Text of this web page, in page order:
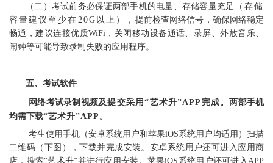
（二 ） 考试前务必保证两部手机的电量、存储容量充足
（存储
容量建议至少在 20G以上）， 提前检查网络信号，确保网络稳定
畅通，建议连接优质WiFi，关闭移动设备通话、录屏、外放音乐、
闹钟等可能导致录制失败的应用程序。
五、 考试软件
网络考试录制视频及提交采用“艺术升”APP完成。 两部手机
均需下载“艺术升”APP 。
考生使用手机（安卓系统用户和苹果iOS系统用户均适用）扫描
二维码（下图），下载并完成安装。安卓系统用户还可进入应用商
店，搜索“艺术升”并进行应用安装。苹果iOS 系统用户还可进入APP